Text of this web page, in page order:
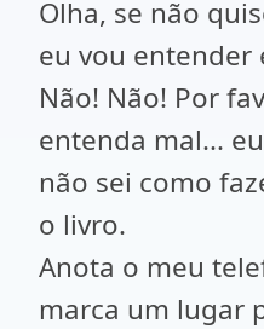
Olha, se não
eu vou entender
Não! Não! Por
entenda mal...
não sei como
o livro.
Anota o meu
marca um lugar